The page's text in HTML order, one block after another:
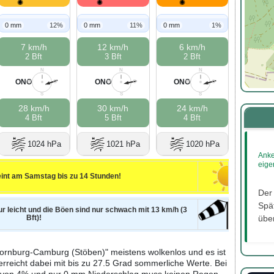
0 mm 12%
7 km/h
2 Bft
N
O
S
W
ONO
28 km/h
4 Bft
1024 hPa
0 mm 11%
12 km/h
3 Bft
N
O
S
W
ONO
30 km/h
5 Bft
1021 hPa
0 mm 1%
6 km/h
2 Bft
N
O
S
W
ONO
24 km/h
4 Bft
1020 hPa
am Samstag bis zu 14 Stunden!
leicht und die Böen sind nur schwach mit 13 km/h (3
Bft)!
Camburg (Stöben)" meistens wolkenlos und es ist
dabei mit bis zu 27.5 Grad sommerliche Werte. Bei